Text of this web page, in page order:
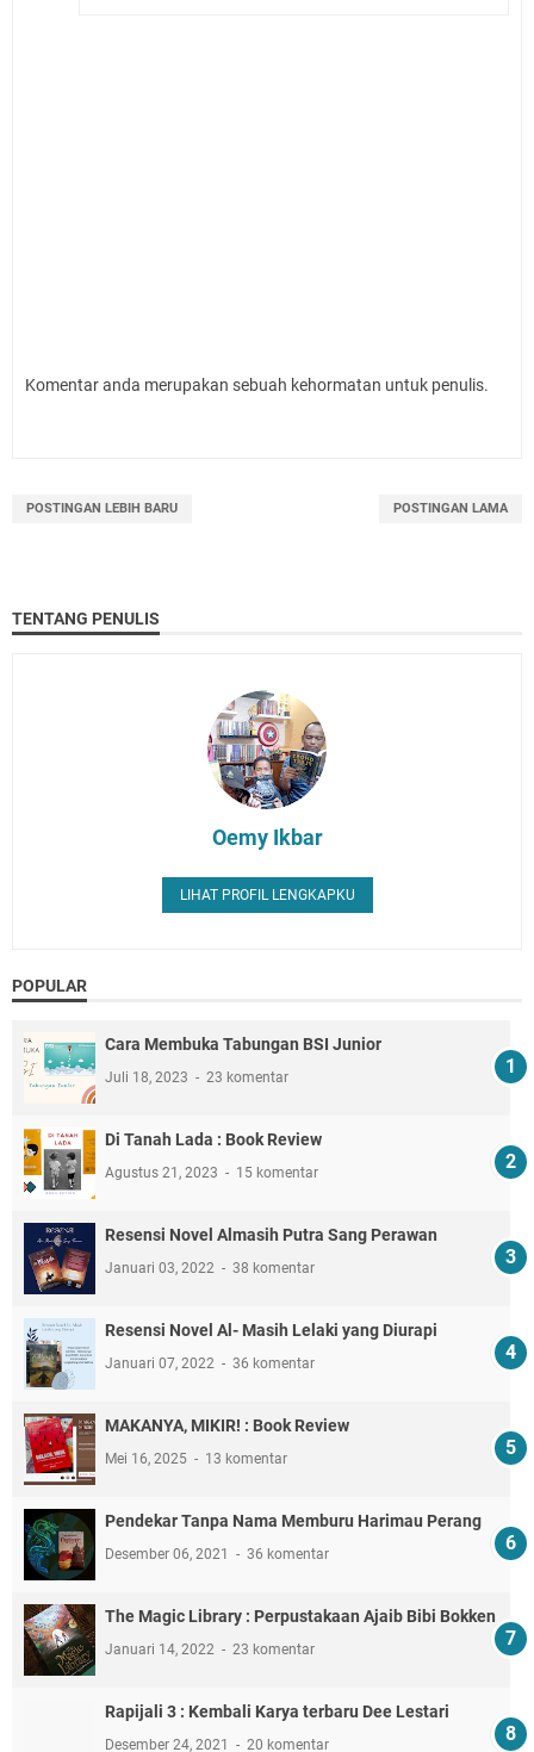
Komentar anda merupakan sebuah kehormatan untuk penulis.
POSTINGAN LEBIH BARU POSTINGAN LAMA
TENTANG PENULIS
Oemy Ikbar
LIHAT PROFIL LENGKAPKU
POPULAR
Cara Membuka Tabungan BSI Junior
Juli 18, 2023 23 komentar
Di Tanah Lada : Book Review
Agustus 21, 2023 15 komentar
Resensi Novel Almasih Putra Sang Perawan
Januari 03, 2022 38 komentar
Resensi Novel Al- Masih Lelaki yang Diurapi
Januari 07, 2022 36 komentar
MAKANYA, MIKIR! : Book Review
Mei 16, 2025 13 komentar
Pendekar Tanpa Nama Memburu Harimau Perang
Desember 06, 2021 36 komentar
The Magic Library : Perpustakaan Ajaib Bibi Bokken
Januari 14, 2022 23 komentar
Rapijali 3 : Kembali Karya terbaru Dee Lestari
Desember 24, 2021 20 komentar